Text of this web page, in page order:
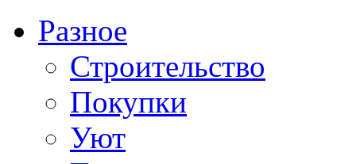
Разное
Строительство
Покупки
Уют